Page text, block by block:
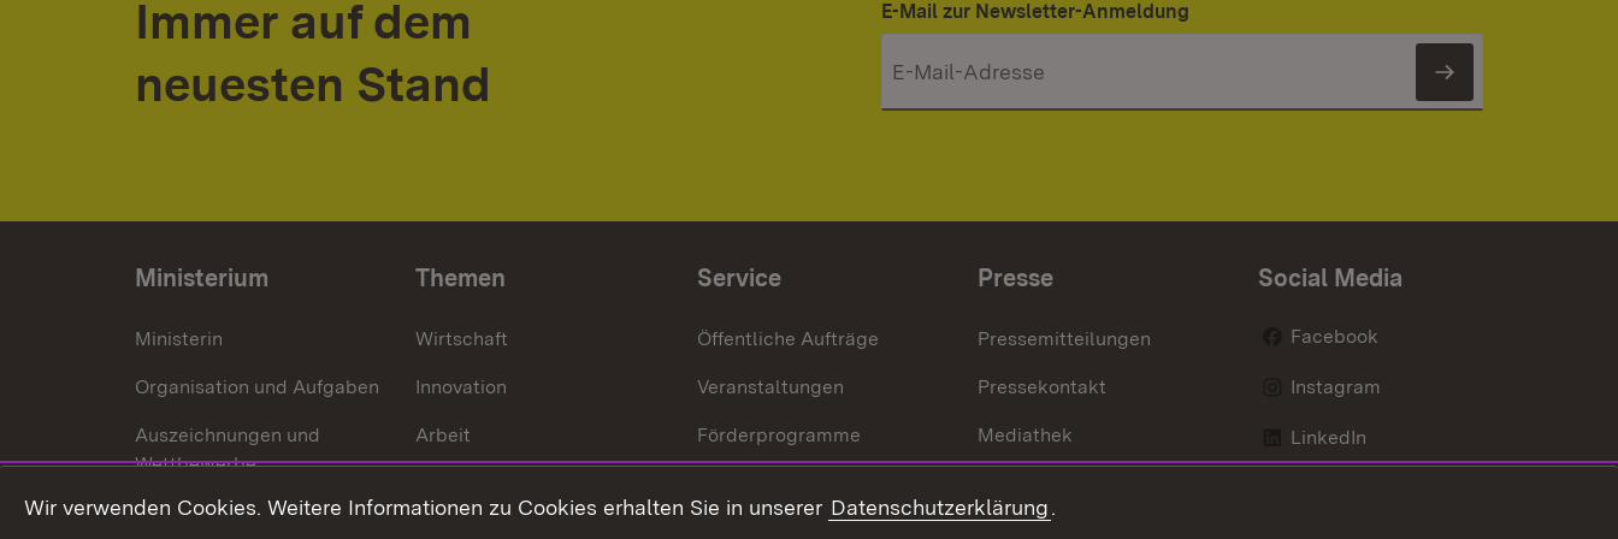
Immer auf dem
neuesten Stand
E-Mail zur Newsletter-Anmeldung
Newsletter
Ministerium
Ministerin
Organisation und Aufgaben
Auszeichnungen und
Wettbewerbe
Themen
Wirtschaft
Innovation
Arbeit
Service
Öffentliche Aufträge
Veranstaltungen
Förderprogramme
Presse
Pressemitteilungen
Pressekontakt
Mediathek
Social Media
Facebook
Instagram
LinkedIn
Wir verwenden Cookies. Weitere Informationen zu Cookies erhalten Sie in unserer Datenschutzerklärung.